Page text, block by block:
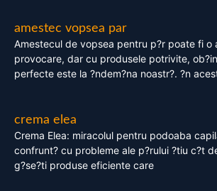
amestec vopsea par
Amestecul de vopsea pentru p?r poate fi o
provocare, dar cu produsele potrivite,
perfecte este la ?ndem?na noastr?. ?n
crema elea
Crema Elea: miracolul pentru podoaba
confrunt? cu probleme ale p?rului ?tiu c?t
g?se?ti produse eficiente care